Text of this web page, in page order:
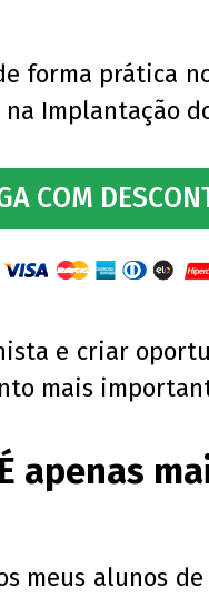
forma prática
Implantação
COM
e criar
mais
apenas
meus alunos